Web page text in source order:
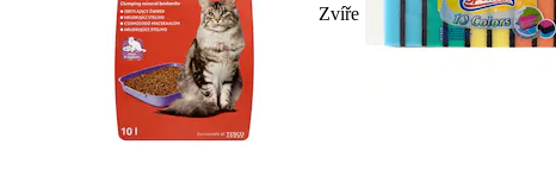
Zvíře